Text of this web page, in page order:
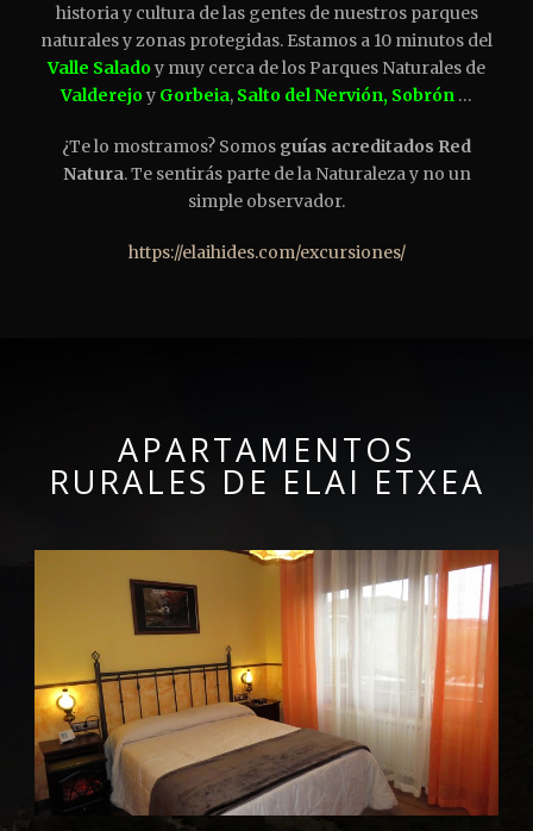
historia y cultura de las gentes de nuestros parques
naturales y zonas protegidas. Estamos a 10 minutos del
Valle Saladoy muy cerca de los Parques Naturales de
Valderejoy Gorbeia, Salto del Nervión, Sobrón …
¿Te lo mostramos? Somos guías acreditados Red
Natura. Te sentirás parte de la Naturaleza y no un
simple observador.
https://elaihides.com/excursiones/
APARTAMENTOS
RURALES DE ELAI ETXEA